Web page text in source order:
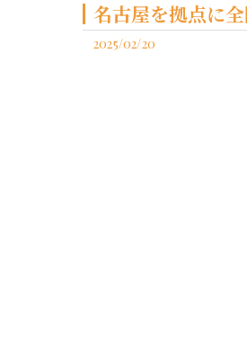
名古屋を拠点に
2025/02/20